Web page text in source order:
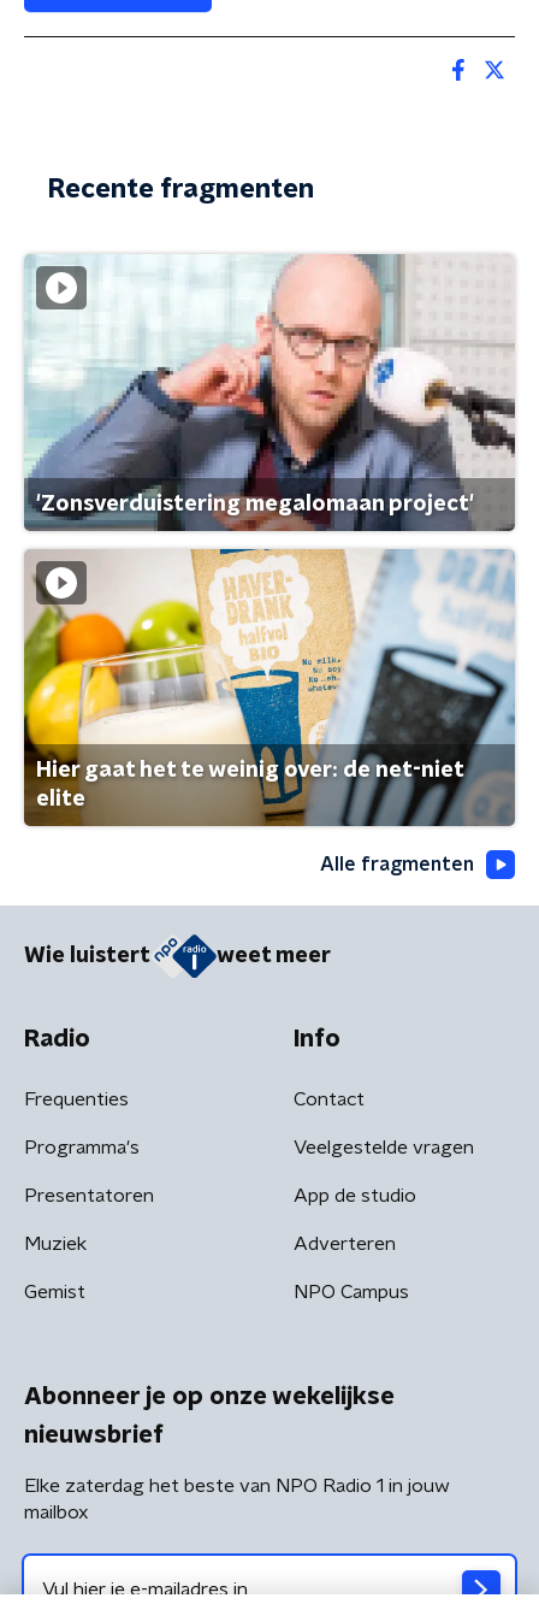
Recente fragmenten
'Zonsverduistering megalomaan project'
Hier gaat het te weinig over: de net-niet
elite
Alle fragmenten
Wie luistert weet meer
Radio
Frequenties
Programma's
Presentatoren
Muziek
Gemist
Info
Contact
Veelgestelde vragen
App de studio
Adverteren
NPO Campus
Abonneer je op onze wekelijkse
nieuwsbrief
Elke zaterdag het beste van NPO Radio 1 in jouw
mailbox